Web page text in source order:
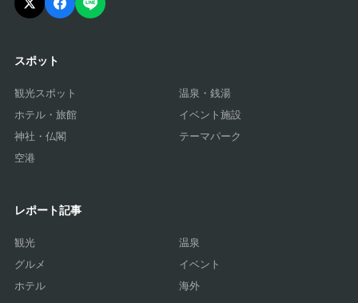
スポット
観光スポット
温泉・銭湯
ホテル・旅館
イベント施設
神社・仏閣
テーマパーク
空港
レポート記事
観光
温泉
グルメ
イベント
ホテル
海外